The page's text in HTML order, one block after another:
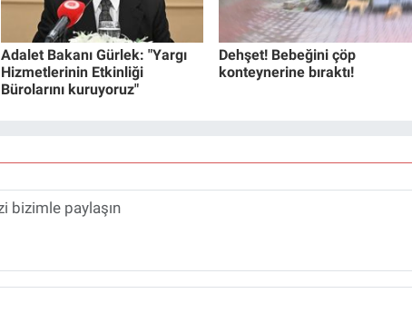
Adalet Bakanı Gürlek: "Yargı
Hizmetlerinin Etkinliği
Bürolarını kuruyoruz"
Dehşet! Bebeğini çöp
konteynerine bıraktı!